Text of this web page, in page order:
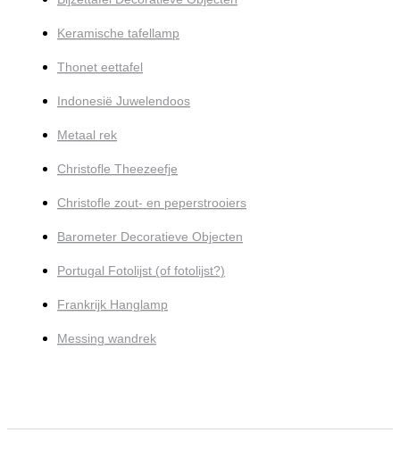
Keramische tafellamp
Thonet eettafel
Indonesië Juwelendoos
Metaal rek
Christofle Theezeefje
Christofle zout- en peperstrooiers
Barometer Decoratieve Objecten
Portugal Fotolijst (of fotolijst?)
Frankrijk Hanglamp
Messing wandrek